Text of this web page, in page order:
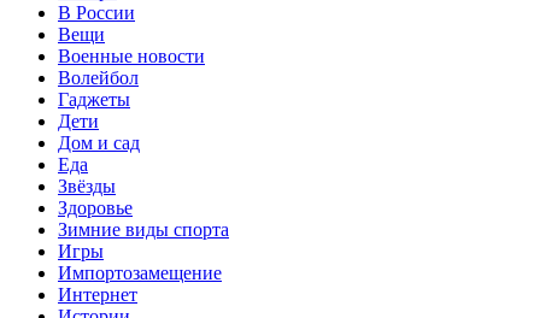
В России
Вещи
Военные новости
Волейбол
Гаджеты
Дети
Дом и сад
Еда
Звёзды
Здоровье
Зимние виды спорта
Игры
Импортозамещение
Интернет